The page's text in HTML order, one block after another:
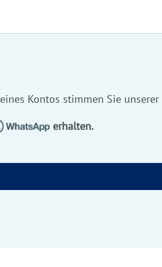
Kontos stimmen Sie unserer
erhalten.